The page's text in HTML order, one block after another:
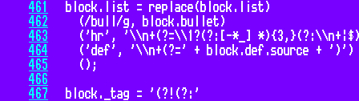
461
462
463
464
465
466
467